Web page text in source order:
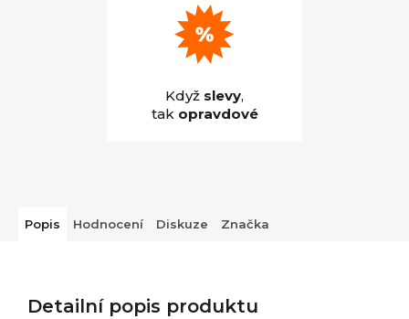
Když slevy,
tak opravdové
Popis Hodnocení Diskuze Značka
Detailní popis produktu